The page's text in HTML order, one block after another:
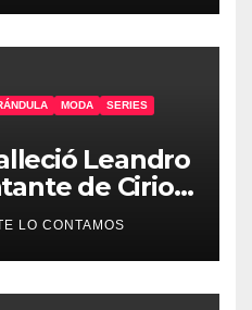
MODA
SERIES
Leandro
de Cirio,
Maglietti
LO CONTAMOS